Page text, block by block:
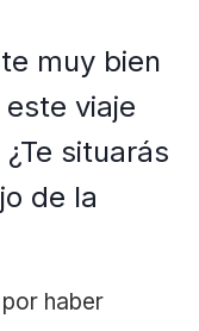
muy bien
viaje
situarás
de la
haber